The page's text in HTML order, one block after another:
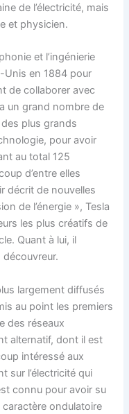
de l’électricité, mais
et physicien.
et l’ingénierie
Unis en 1884 pour
de collaborer avec
un grand nombre de
plus grands
pour avoir
au total 125
d’entre elles
décrit de nouvelles
de l’énergie », Tesla
les plus créatifs de
Quant à lui, il
largement diffusés
au point les premiers
des réseaux
alternatif, dont il est
intéressé aux
sur l’électricité qui
connu pour avoir su
ondulatoire